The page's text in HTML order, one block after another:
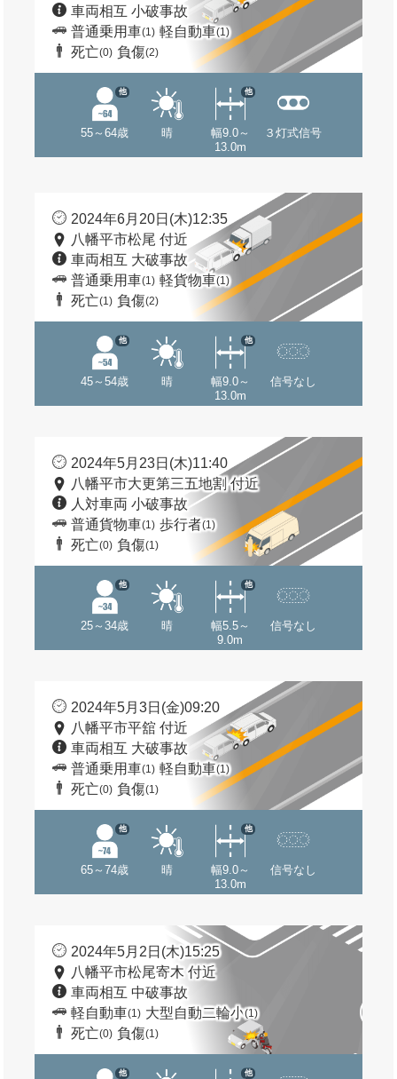
車両相互 小破事故
普通乗用車(1) 軽自動車(1)
死亡(0) 負傷(2)
55～64歳
他
晴
幅9.0～
13.0m
他
３灯式信号
2024年6月20日(木)12:35
八幡平市松尾 付近
車両相互 大破事故
普通乗用車(1) 軽貨物車(1)
死亡(1) 負傷(2)
45～54歳
他
晴
幅9.0～
13.0m
他
信号なし
2024年5月23日(木)11:40
八幡平市大更第三五地割 付近
人対車両 小破事故
普通貨物車(1) 歩行者(1)
死亡(0) 負傷(1)
25～34歳
他
晴
幅5.5～
9.0m
他
信号なし
2024年5月3日(金)09:20
八幡平市平舘 付近
車両相互 大破事故
普通乗用車(1) 軽自動車(1)
死亡(0) 負傷(1)
65～74歳
他
晴
幅9.0～
13.0m
他
信号なし
2024年5月2日(木)15:25
八幡平市松尾寄木 付近
車両相互 中破事故
軽自動車(1) 大型自動二輪小(1)
死亡(0) 負傷(1)
他 他